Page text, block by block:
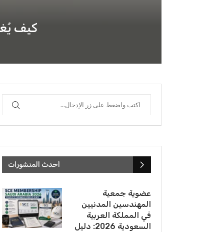
كيف
أحدث المنشورات
عضوية جمعية
المهندسين المدنيين
في المملكة العربية
السعودية 2026: دليل